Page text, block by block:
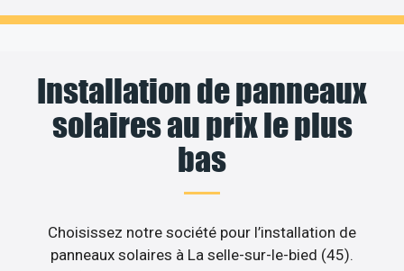
Installation de panneaux
solaires au prix le plus
bas
Choisissez notre société pour l’installation de
panneaux solaires à La selle-sur-le-bied (45).